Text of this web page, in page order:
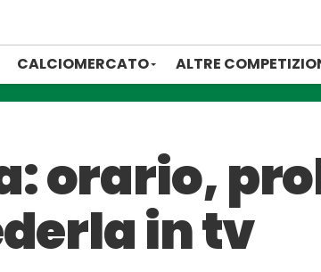
CALCIOMERCATO ALTRE
orario,
in tv